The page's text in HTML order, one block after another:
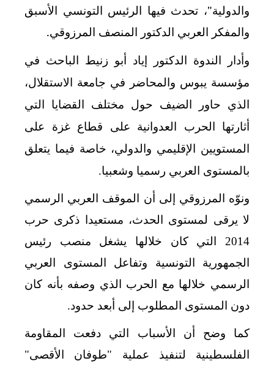
والدولية"، تحدث فيها الرئيس التونسي الأسبق
والمفكر العربي الدكتور المنصف المرزوقي.
وأدار الندوة الدكتور إياد أبو زنيط الباحث في
مؤسسة يبوس والمحاضر في جامعة الاستقلال،
الذي حاور الضيف حول مختلف القضايا التي
أثارتها الحرب العدوانية على قطاع غزة على
المستويين الإقليمي والدولي، خاصة فيما يتعلق
بالمستوى العربي رسميا وشعبيا.
ونوّه المرزوقي إلى أن الموقف العربي الرسمي
لا يرقى لمستوى الحدث، مستعيدا ذكرى حرب
2014 التي كان خلالها يشغل منصب رئيس
الجمهورية التونسية وتفاعل المستوى العربي
الرسمي خلالها مع الحرب الذي وصفه بأنه كان
دون المستوى المطلوب إلى أبعد حدود.
كما وضح أن الأسباب التي دفعت المقاومة
الفلسطينية لتنفيذ عملية "طوفان الأقصى"